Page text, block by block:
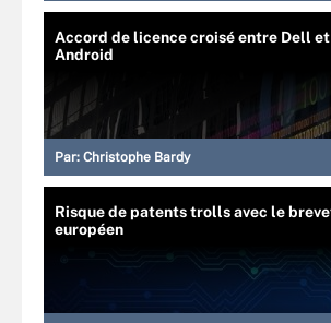
Accord de licence croisé entre Dell
Android
Par: Christophe Bardy
Risque de patents trolls avec le
européen